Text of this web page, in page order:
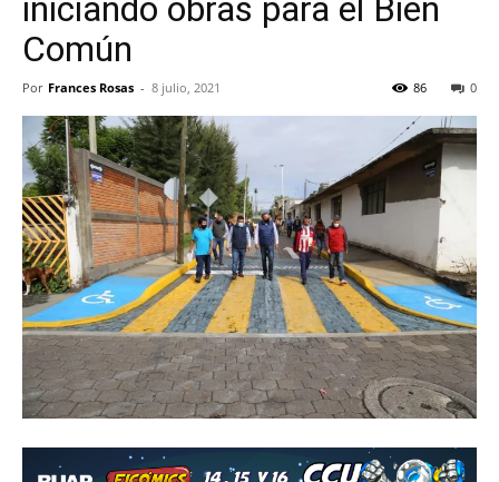
iniciando obras para el Bien
Común
Por Frances Rosas - 8 julio, 2021 0
86